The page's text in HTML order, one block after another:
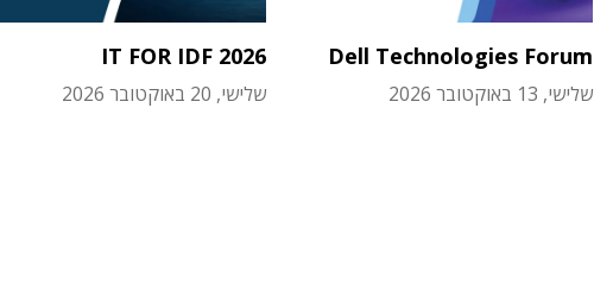
Dell Technologies Forum
שלישי, 13 באוקטובר 2026
IT FOR IDF 2026
שלישי, 20 באוקטובר 2026